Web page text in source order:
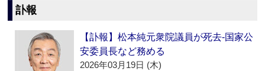
訃報
【訃報】松本純元衆院議員が死去‐国家公
安委員長など務める
2026年03月19日 (木)